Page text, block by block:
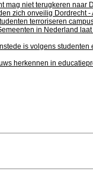
mag niet terugkeren naar
zich onveilig Dordrecht -
terroriseren
in Nederland
is volgens studenten
herkennen in